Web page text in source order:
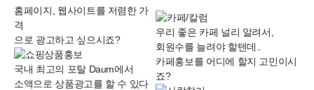
홈페이지, 웹사이트를 저렴한 가
격
으로 광고하고 싶으시죠?
국내 최고의 포탈 Daum에서
소액으로 상품광고를 할 수 있다
우리 좋은 카페 널리 알려서,
회원수를 늘려야 할텐데..
카페홍보를 어디에 할지 고민이시
죠?